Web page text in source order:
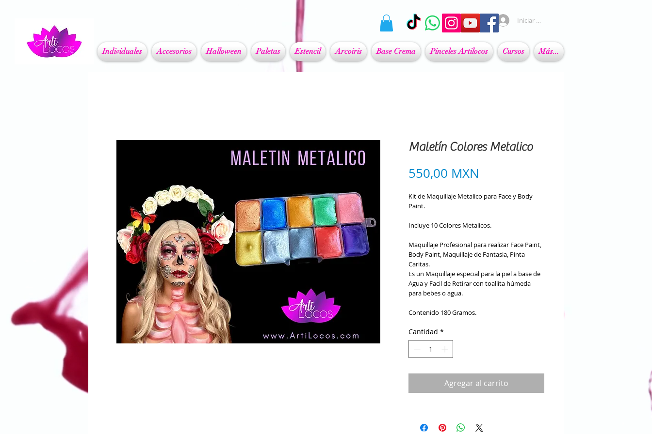
Iniciar sesión
Individuales Accesorios Halloween Paletas Estencil Arcoiris Base Crema Pinceles Artilocos Cursos Más...
Maletín Colores Metalico
550,00 MXN
Kit de Maquillaje Metalico para Face y Body
Paint.
Incluye 10 Colores Metalicos.
Maquillaje Profesional para realizar Face Paint,
Body Paint, Maquillaje de Fantasia, Pinta
Caritas.
Es un Maquillaje especial para la piel a base de
Agua y Facil de Retirar con toallita húmeda
para bebes o agua.
Contenido 180 Gramos.
Cantidad *
Agregar al carrito